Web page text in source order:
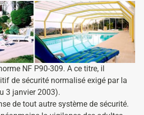
NF P90-309. A ce titre, il
de sécurité normalisé exigé par la
3 janvier 2003).
de tout autre système de sécurité.